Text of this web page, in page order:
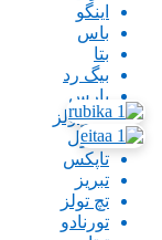
اینگو
باس
بتا
بیگ رد
پارس
پاورتولز
تاپتول
تاپکس
تبریز
تچ تولز
تورنادو